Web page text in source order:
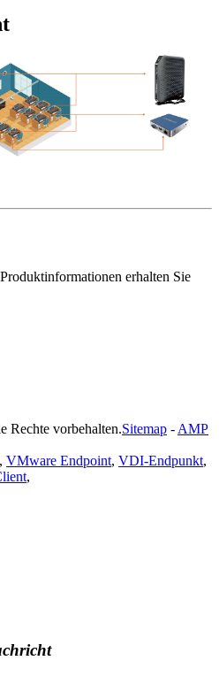
erhalten Sie
Rechte vorbehalten.Sitemap - AMP
, VMware Endpoint, VDI-Endpunkt,
,